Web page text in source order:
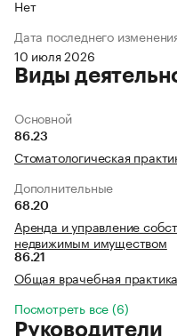
Нет
Дата последнего
10 июля 2026
Виды
Основной
86.23
Стоматологическая
Дополнительные
68.20
Аренда и управление
недвижимым имуществом
86.21
Общая врачебная практика
Посмотреть все (6)
Руководители